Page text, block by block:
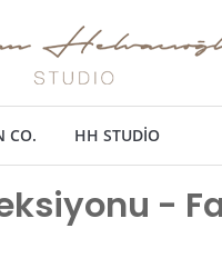
CO. HH STUDIO
-